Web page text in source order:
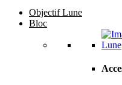
Objectif Lune
Bloc